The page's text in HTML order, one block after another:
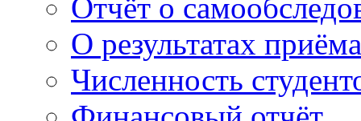
Отчёт о
О результатах приёма
Численность